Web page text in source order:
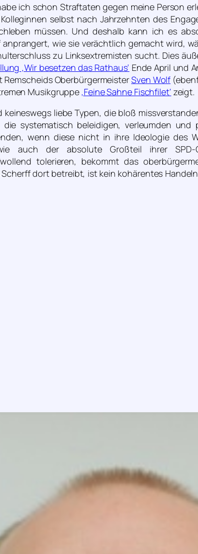
ich schon Straftaten gegen meine Person
selbst nach Jahrzehnten des
müssen. Und deshalb kann ich es
wie sie verächtlich gemacht wird,
zu Linksextremisten sucht. Dies
‚Wir besetzen das Rathaus‘ Ende April und
Remscheids OberbürgermeisterSven Wolf
Musikgruppe ‚Feine Sahne Fischfilet‘ zeigt.
liebe Typen, die bloß
systematisch beleidigen, verleumden und
wenn diese nicht in ihre Ideologie des
auch der absolute Großteil ihrer SPD-
tolerieren, bekommt das
dort betreibt, ist kein kohärentes